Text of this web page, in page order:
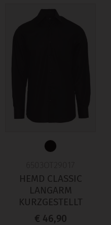
HEMD CLASSIC
LANGARM
KURZGESTELLT
€ 46,90